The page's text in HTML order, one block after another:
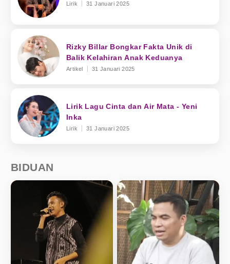
Lirik 31 Januari 2025
Rizky Billar Bongkar Fakta Unik di
Balik Kelahiran Anak Keduanya
Artikel 31 Januari 2025
Lirik Lagu Cinta dan Air Mata - Yeni
Inka
Lirik 31 Januari 2025
BIDUAN